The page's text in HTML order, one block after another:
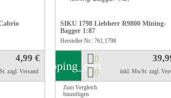
4,99 €
zzgl. Versand
SIKU 1798 Liebherr R9800 Mining-
Bagger 1:87
Hersteller Nr.: 761,1798
inkl. MwSt. zzgl.
shopping_cart
Zum Vergleich
hinzufügen